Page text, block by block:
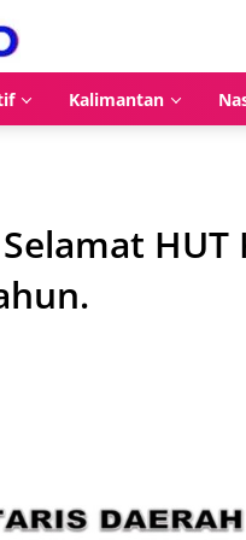
Kalimantan
Selamat